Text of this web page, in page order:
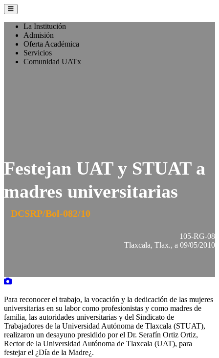
La Institución
Admisión
Oferta Académica
Servicios
Comunidad UATx
Festejan UAT y STUAT a
madres universitarias
DCSRP/Bol-082/10
105-RG-08
Tlaxcala, Tlax., a 09/05/2010
Para reconocer el trabajo, la vocación y la dedicación de las mujeres
universitarias en su labor como profesionistas y como madres de
familia, las autoridades universitarias y del Sindicato de
Trabajadores de la Universidad Autónoma de Tlaxcala (STUAT),
realizaron un desayuno presidido por el Dr. Serafín Ortiz Ortiz,
Rector de la Universidad Autónoma de Tlaxcala (UAT), para
festejar el ¿Día de la Madre¿.